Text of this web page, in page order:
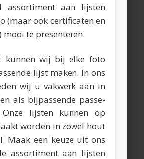
assortiment aan lijsten
(maar ook certificaten en
mooi te presenteren.
kunnen wij bij elke foto
lijst maken. In ons
wij u vakwerk aan in
als bijpassende passe-
lijsten kunnen op
worden in zowel hout
Maak een keuze uit ons
assortiment aan lijsten